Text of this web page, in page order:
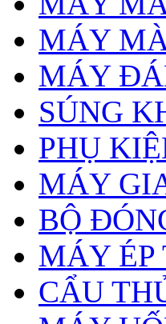
MÁY
MÁY
SÚNG
PHỤ
MÁY
BỘ
MÁY ÉP
CẨU